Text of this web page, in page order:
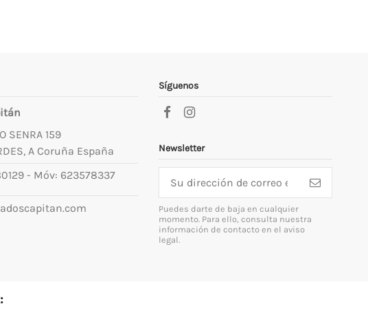
SENRA 159
A Coruña España
- Móv: 623578337
Síguenos
Newsletter
Puedes darte de baja en cualquier
momento. Para ello, consulta nuestra
información de contacto en el aviso
legal.